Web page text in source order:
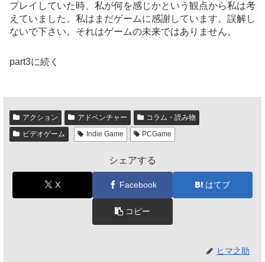
プレイしていた時、私が何を感じかという観点から私は考
えていました。私はまだゲームに感謝しています。誤解し
ないで下さい。それはゲームの未来ではありません。
part3に続く
アクション アドベンチャー
コラム・読み物
ビデオゲーム
Indie Game PCGame
シェアする
X Facebook はてブ
コピー
ヒマ之助